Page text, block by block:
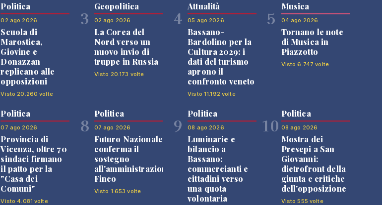
Politica
02 ago 2026
Scuola di
Marostica,
Giovine e
Donazzan
replicano alle
opposizioni
Visto 20.260 volte
3
Geopolitica
02 ago 2026
La Corea del
Nord verso un
nuovo invio di
truppe in Russia
Visto 20.173 volte
4
Attualità
05 ago 2026
Bassano-
Bardolino per la
Cultura 2029: i
dati del turismo
aprono il
confronto veneto
Visto 11.192 volte
5
Musica
04 ago 2026
Tornano le note
di Musica in
Piazzotto
Visto 6.747 volte
Politica
07 ago 2026
Provincia di
Vicenza, oltre 70
sindaci firmano
il patto per la
"Casa dei
Comuni"
Visto 4.081 volte
8
Politica
07 ago 2026
Futuro Nazionale
conferma il
sostegno
all'amministrazione
Finco
Visto 1.653 volte
9
Politica
08 ago 2026
Luminarie e
bilancio a
Bassano:
commercianti e
cittadini verso
una quota
volontaria
10
Politica
08 ago 2026
Mostra dei
Presepi a San
Giovanni:
dietrofront della
giunta e critiche
dell'opposizione
Visto 555 volte